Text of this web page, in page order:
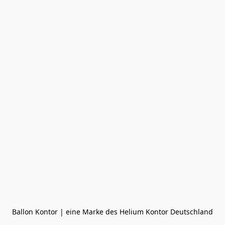
Ballon Kontor | eine Marke des Helium Kontor Deutschland